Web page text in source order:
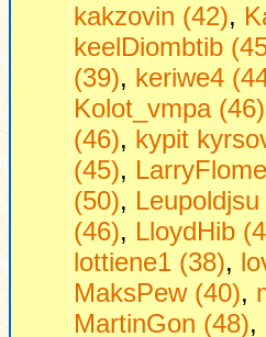
kakzovin (42),
keelDiombtib
(39), keriwe4
Kolot_vmpa (46)
(46), kypit
(45),
(50),
(46), LloydHib
lottiene1 (38),
MaksPew (40),
MartinGon (48),